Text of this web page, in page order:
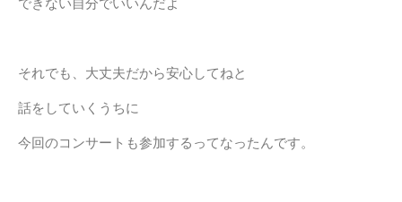
できない自分でいいんだよ
それでも、大丈夫だから安心してねと
話をしていくうちに
今回のコンサートも参加するってなったんです。